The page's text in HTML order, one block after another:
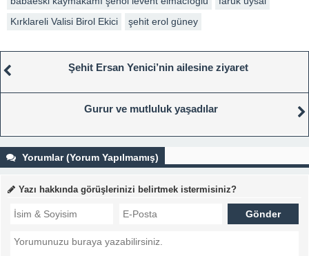
Kırklareli Valisi Birol Ekici
şehit erol güney
Şehit Ersan Yenici’nin ailesine ziyaret
Gurur ve mutluluk yaşadılar
Yorumlar (Yorum Yapılmamış)
Yazı hakkında görüşlerinizi belirtmek istermisiniz?